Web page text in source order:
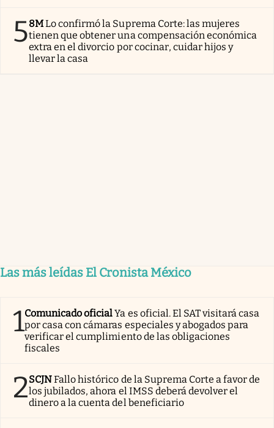
58MLo confirmó la Suprema Corte: las mujeres
tienen que obtener una compensación económica
extra en el divorcio por cocinar, cuidar hijos y
llevar la casa
Las más leídas El Cronista México
1Comunicado oficialYa es oficial. El SAT visitará casa
por casa con cámaras especiales y abogados para
verificar el cumplimiento de las obligaciones
fiscales
2SCJNFallo histórico de la Suprema Corte a favor de
los jubilados, ahora el IMSS deberá devolver el
dinero a la cuenta del beneficiario